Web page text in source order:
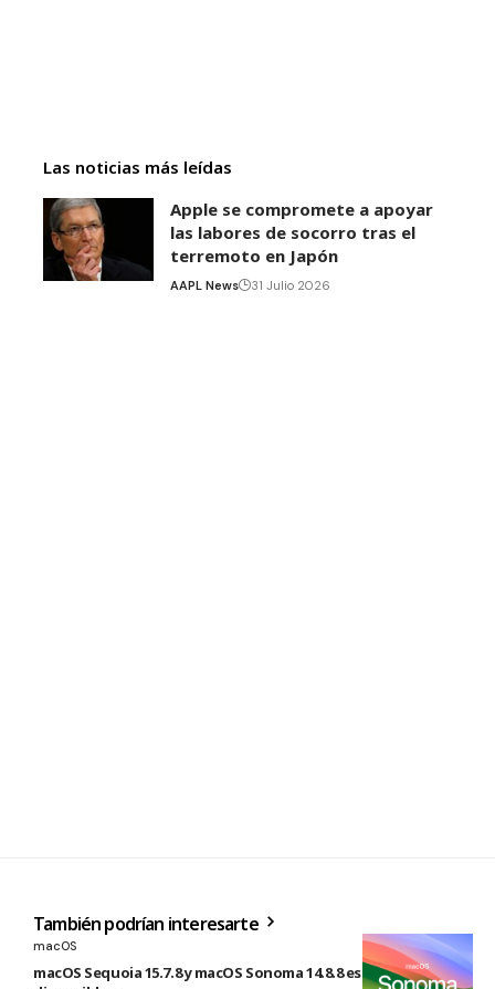
Las noticias más leídas
Apple se compromete a apoyar
las labores de socorro tras el
terremoto en Japón
AAPL News 31 Julio 2026
También podrían interesarte
macOS
macOS Sequoia 15.7.8 y macOS Sonoma 14.8.8 están